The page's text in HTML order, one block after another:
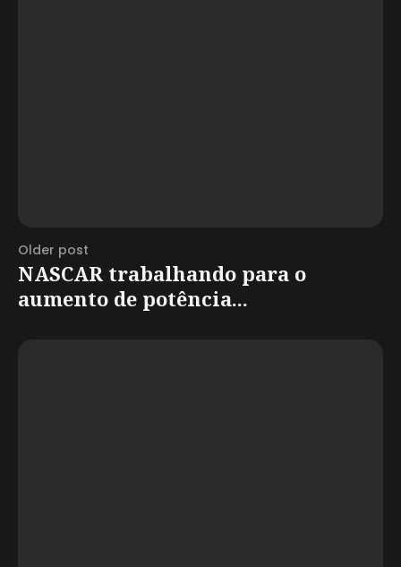
Older post
NASCAR trabalhando para o
aumento de potência...